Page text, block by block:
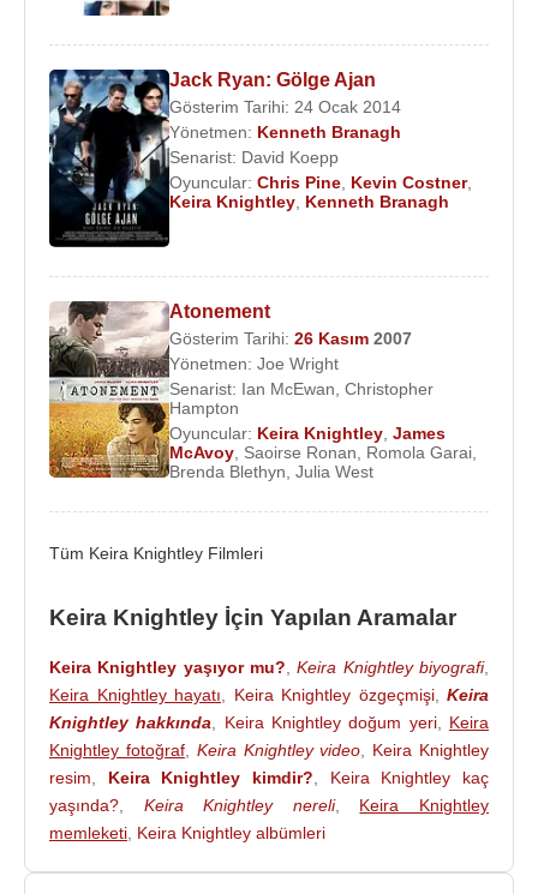
ayı kapağı için
Ford'la birlikte verdiği çıplak pozlarla dikkatleri
üzerine çekti. Dergide yeralan röportajda, çok az
dışarı davet edildiğini ve dış görünüşünden
memnun olmadığını söyledi.
Birçok dergi tarafından "Dünyanın En Seksi
Kadınları" listelerinde üst sıralarda seçilen
Knightley, Nisan
ünlü yüzü olarak ilan edildi. Keira'nın Mayıs
2006'da, Yahudi Kabaladini üyesi olduğu bildirildi.
2012 yılında başrolünüJude Law
İngiliz yapımıLev Tolstoy'un aynı adlı romanından
uyarlanan “Anna Karenina
Keira Knightley, 5 Mayıs2013tarihinde Klaxons
Righton (d.Mayıs 2015) ve Delilah Knightley
vardır.
2014 yılındaKeira Knightley, (Enigma ) /The
Imitation Gamefilminde Benedict Cumberbatch
ile birlikte rol almıştır. Filmde matematikçi ve
kriptanalistAlan Turing’in yakın çalışma arkadaşı
Joan Clarke’ı canlandırmıştır. Bu performansı,
Keira Knightley
’e En İyi Yardımcı Kadın Oyuncu
dalında ikinciAkademi Ödülü
kazandırmıştır.
Jack Ryan: Gölge Ajan
Gösterim Tarihi: 24 Ocak 2014
Yönetmen: Kenneth Branagh
Senarist: David Koepp
Oyuncular: Chris Pine, Kevin Costner,
Keira Knightley, Kenneth Branagh
Atonement
Gösterim Tarihi: 26 Kasım 2007
Yönetmen: Joe Wright
Senarist: Ian McEwan Christopher
Hampton
Oyuncular: Keira Knightley James
McAvoy Saoirse Ronan Romola Garai
Brenda Blethyn Julia West
Tüm Keira Knightley Filmleri
Keira Knightley İçin Yapılan Aramalar
Keira Knightley yaşıyor mu? ,Keira Knightley biyografi,
Keira Knightley hayatı
Keira Knightley özgeçmişi, Keira
Knightley hakkında
Keira Knightley doğum yeri, Keira
Knightley fotoğraf, Keira Knightley video
Keira Knightley
resim
Keira Knightley kimdir?
Keira Knightley kaç
yaşında?
Keira Knightley nereli, Keira Knightley
memleketi Keira Knightley albümleri